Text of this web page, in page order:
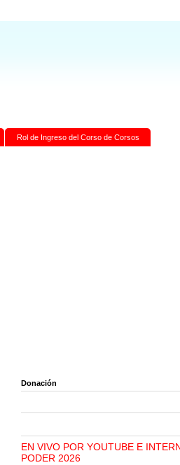
Rol de Ingreso del Corso de Corsos
Donación
EN VIVO POR YOUTUBE E
PODER 2026